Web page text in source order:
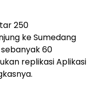
250
ke Sumedang
60
replikasi Aplikasi